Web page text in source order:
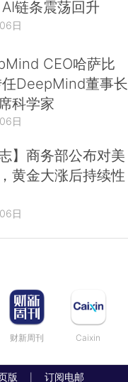
链条震荡回升
日
CEO哈萨比
DeepMind董事长
科学家
日
】商务部公布对美
黄金大涨后持续性
日
财新周刊 Caixin
版 订阅电邮